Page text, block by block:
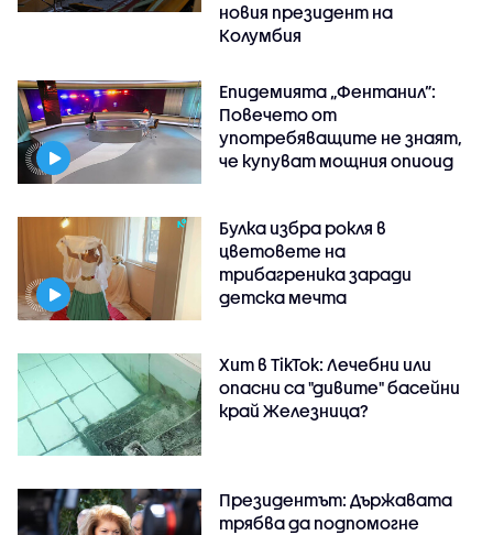
новия президент на
Колумбия
Епидемията „Фентанил”:
Повечето от
употребяващите не знаят,
че купуват мощния опиоид
Булка избра рокля в
цветовете на
трибагреника заради
детска мечта
Хит в TikTok: Лечебни или
опасни са "дивите" басейни
край Железница?
Президентът: Държавата
трябва да подпомогне